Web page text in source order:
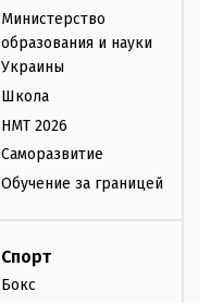
Министерство
образования и науки
Украины
Школа
НМТ 2026
Саморазвитие
Обучение за границей
Спорт
Бокс